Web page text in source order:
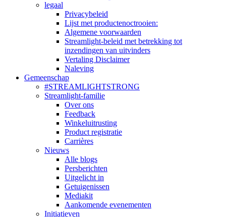
legaal
Privacybeleid
Lijst met productenoctrooien:
Algemene voorwaarden
Streamlight-beleid met betrekking tot
inzendingen van uitvinders
Vertaling Disclaimer
Naleving
Gemeenschap
#STREAMLIGHTSTRONG
Streamlight-familie
Over ons
Feedback
Winkeluitrusting
Product registratie
Carrières
Nieuws
Alle blogs
Persberichten
Uitgelicht in
Getuigenissen
Mediakit
Aankomende evenementen
Initiatieven